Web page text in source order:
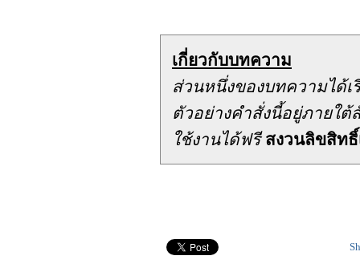
เกี่ยวกับบทความ
ส่วนหนึ่งของบทความได้เ
ตัวอย่างคำสั่งนี้อยู่ภาย
ใช้งานได้ฟรีสงวนลิขสิทธิ์